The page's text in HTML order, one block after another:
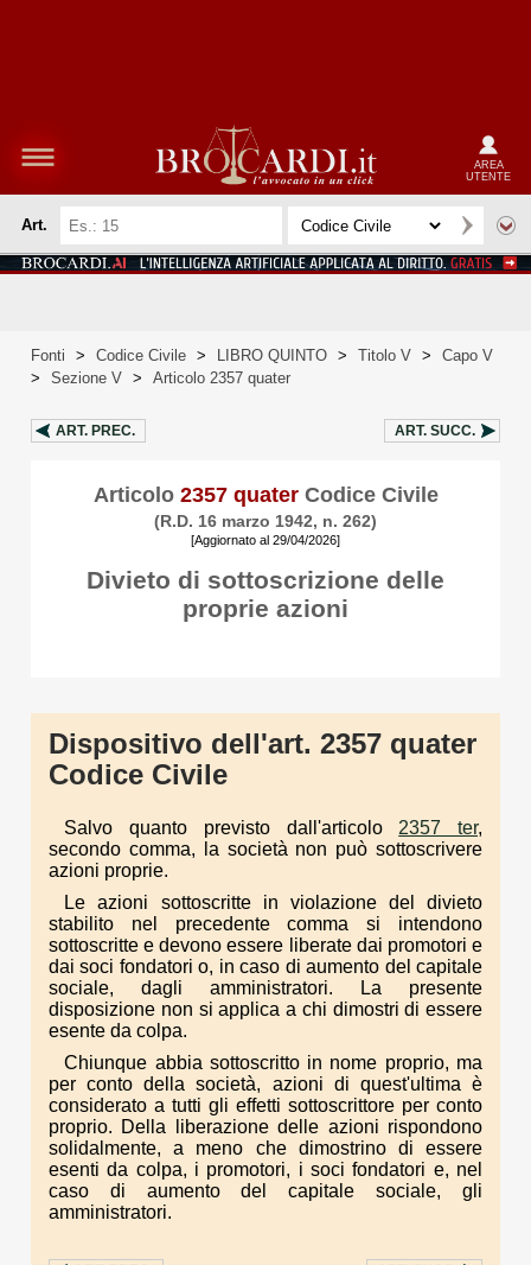
AREA
UTENTE
Art.
Fonti > Codice Civile > LIBRO QUINTO > Titolo V >
Capo V
>
Sezione V > Articolo 2357 quater
ART. PREC. ART. SUCC.
Articolo 2357 quaterCodice Civile
(R.D. 16 marzo 1942, n. 262)
[Aggiornato al 29/04/2026]
Divieto di sottoscrizione delle
proprie azioni
Dispositivo dell'art. 2357 quater
Codice Civile
Salvo quanto previsto dall'articolo 2357 ter,
secondo comma, la società non può sottoscrivere
azioni proprie.
Le azioni sottoscritte in violazione del divieto
stabilito nel precedente comma si intendono
sottoscritte e devono essere liberate dai promotori e
dai soci fondatori o, in caso di aumento del capitale
sociale, dagli amministratori. La presente
disposizione non si applica a chi dimostri di essere
esente da colpa.
Chiunque abbia sottoscritto in nome proprio, ma
per conto della società, azioni di quest'ultima è
considerato a tutti gli effetti sottoscrittore per conto
proprio. Della liberazione delle azioni rispondono
solidalmente, a meno che dimostrino di essere
esenti da colpa, i promotori, i soci fondatori e, nel
caso di aumento del capitale sociale, gli
amministratori.